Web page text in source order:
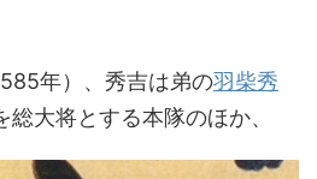
年）、秀吉は弟の羽柴秀
総大将とする本隊のほか、